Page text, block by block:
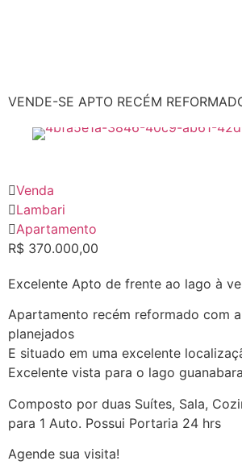
VENDE-SE APTO RECÉM
Venda
Lambari
Apartamento
R$ 370.000,00
Excelente Apto de frente ao lago à
Apartamento recém reformado com
planejados
E situado em uma excelente
Excelente vista para o lago
Composto por duas Suítes, Sala,
para 1 Auto. Possui Portaria 24 hrs
Agende sua visita!